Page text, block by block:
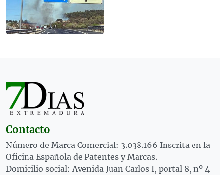
Contacto
Número de Marca Comercial: 3.038.166 Inscrita en la
Oficina Española de Patentes y Marcas.
Domicilio social: Avenida Juan Carlos I, portal 8, nº 4